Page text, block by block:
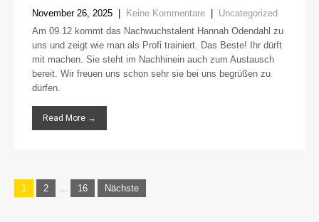
November 26, 2025 Keine Kommentare
Uncategorized
Am 09.12 kommt das Nachwuchstalent Hannah Odendahl zu
uns und zeigt wie man als Profi trainiert. Das Beste! Ihr dürft
mit machen. Sie steht im Nachhinein auch zum Austausch
bereit. Wir freuen uns schon sehr sie bei uns begrüßen zu
dürfen.
Read More →
Seitennummerierung
der
1 2 … 16 Nächste